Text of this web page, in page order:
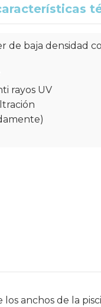
Cobertor
de baja densidad
rayos UV
anchos de la